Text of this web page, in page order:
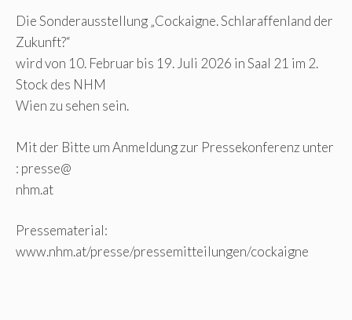
Die Sonderausstellung „Cockaigne. Schlaraffenland der
Zukunft?“
wird von 10. Februar bis 19. Juli 2026 in Saal 21 im 2.
Stock des NHM
Wien zu sehen sein.
Mit der Bitte um Anmeldung zur Pressekonferenz unter
: presse@
nhm.at
Pressematerial:
www.nhm.at/presse/pressemitteilungen/cockaigne